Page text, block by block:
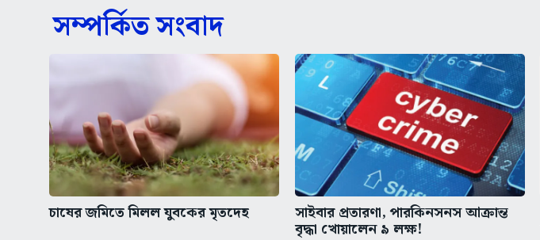
সম্পর্কিত সংবাদ
চাষের জমিতে মিলল যুবকের মৃতদেহ সাইবার প্রতারণা, পারকিনসনস আক্রান্ত
বৃদ্ধা খোয়ালেন ৯ লক্ষ!